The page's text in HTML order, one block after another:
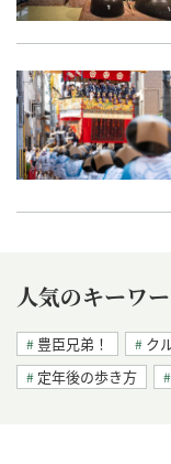
人気のキーワ
豊臣兄弟！ ク
定年後の歩き方